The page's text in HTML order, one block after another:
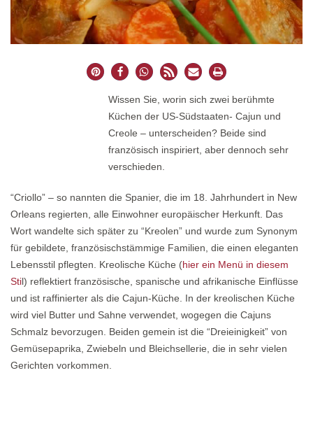
Wissen Sie, worin sich zwei berühmte
Küchen der US-Südstaaten- Cajun und
Creole – unterscheiden? Beide sind
französisch inspiriert, aber dennoch sehr
verschieden.
“Criollo” – so nannten die Spanier, die im 18. Jahrhundert in New
Orleans regierten, alle Einwohner europäischer Herkunft. Das
Wort wandelte sich später zu “Kreolen” und wurde zum Synonym
für gebildete, französischstämmige Familien, die einen eleganten
Lebensstil pflegten. Kreolische Küche (hier ein Menü in diesem
Stil) reflektiert französische, spanische und afrikanische Einflüsse
und ist raffinierter als die Cajun-Küche. In der kreolischen Küche
wird viel Butter und Sahne verwendet, wogegen die Cajuns
Schmalz bevorzugen. Beiden gemein ist die “Dreieinigkeit” von
Gemüsepaprika, Zwiebeln und Bleichsellerie, die in sehr vielen
Gerichten vorkommen.